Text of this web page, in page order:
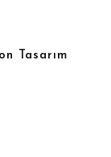
Tasarım